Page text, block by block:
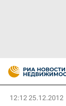
12:12 25.12.2012